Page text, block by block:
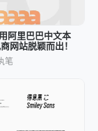
阿里巴巴中文本
网站脱颖而出！
笔